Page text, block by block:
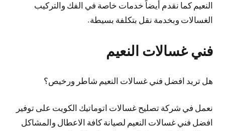
النعيم كما نقدم أيضاً خدمات خاصة في الفك والتركيب
الغسالات وبخدمة نقل بتكلفة بسيطة.
فني غسالات النعيم
هل تريد افضل فني غسالات النعيم شاطر ورخيص؟
نعمل في شركة تصليح غسالات اتوماتيك الكويت على توفير
افضل فني غسالات النعيم لصيانة كافة الاعطال والمشاكل